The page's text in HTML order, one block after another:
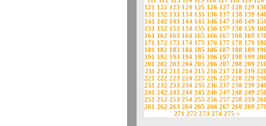
121 122 123 124 125 126 127 128 129
131 132 133 134 135 136 137 138 139
141 142 143 144 145 146 147 148 149
151 152 153 154 155 156 157 158 159
161 162 163 164 165 166 167 168 169
171 172 173 174 175 176 177 178 179
181 182 183 184 185 186 187 188 189
191 192 193 194 195 196 197 198 199
201 202 203 204 205 206 207 208 209
211 212 213 214 215 216 217 218 219
221 222 223 224 225 226 227 228 229
231 232 233 234 235 236 237 238 239
241 242 243 244 245 246 247 248 249
251 252 253 254 255 256 257 258 259
261 262 263 264 265 266 267 268 269
271 272 273 274 275 >